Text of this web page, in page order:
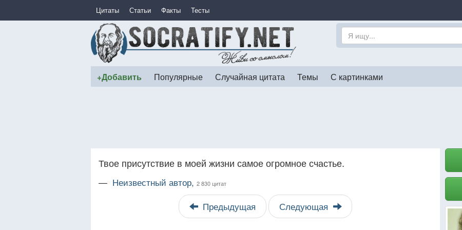
Цитаты Статьи Факты Тесты
+Добавить Популярные Случайная цитата Темы С картинками
Твое присутствие в моей жизни самое огромное счастье.
— Неизвестный автор, 2 830 цитат
Предыдущая Следующая